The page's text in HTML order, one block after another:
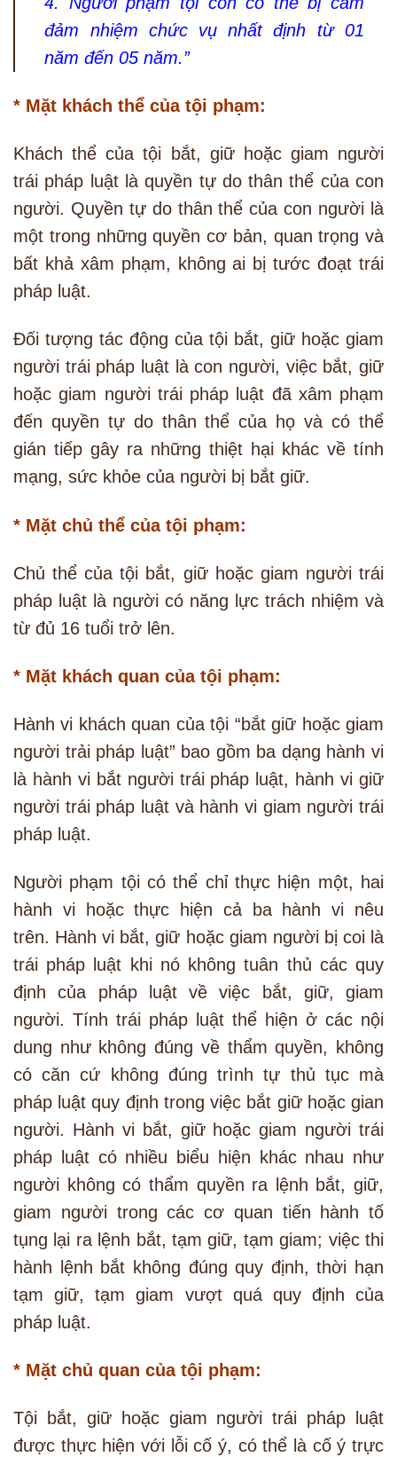
đảm nhiệm chức vụ nhất định từ 01
năm đến 05 năm.”
* Mặt khách thể của tội phạm:
Khách thể của tội bắt, giữ hoặc giam người
trái pháp luật là quyền tự do thân thể của con
người. Quyền tự do thân thể của con người là
một trong những quyền cơ bản, quan trọng và
bất khả xâm phạm, không ai bị tước đoạt trái
pháp luật.
Đối tượng tác động của tội bắt, giữ hoặc giam
người trái pháp luật là con người, việc bắt, giữ
hoặc giam người trái pháp luật đã xâm phạm
đến quyền tự do thân thể của họ và có thể
gián tiếp gây ra những thiệt hại khác về tính
mạng, sức khỏe của người bị bắt giữ.
* Mặt chủ thể của tội phạm:
Chủ thể của tội bắt, giữ hoặc giam người trái
pháp luật là người có năng lực trách nhiệm và
từ đủ 16 tuổi trở lên.
* Mặt khách quan của tội phạm:
Hành vi khách quan của tội “bắt giữ hoặc giam
người trải pháp luật” bao gồm ba dạng hành vi
là hành vi bắt người trái pháp luật, hành vi giữ
người trái pháp luật và hành vi giam người trái
pháp luật.
Người phạm tội có thể chỉ thực hiện một, hai
hành vi hoặc thực hiện cả ba hành vi nêu
trên. Hành vi bắt, giữ hoặc giam người bị coi là
trái pháp luật khi nó không tuân thủ các quy
định của pháp luật về việc bắt, giữ, giam
người. Tính trái pháp luật thể hiện ở các nội
dung như không đúng về thẩm quyền, không
có căn cứ không đúng trình tự thủ tục mà
pháp luật quy định trong việc bắt giữ hoặc gian
người. Hành vi bắt, giữ hoặc giam người trái
pháp luật có nhiều biểu hiện khác nhau như
người không có thẩm quyền ra lệnh bắt, giữ,
giam người trong các cơ quan tiến hành tố
tụng lại ra lệnh bắt, tạm giữ, tạm giam; việc thi
hành lệnh bắt không đúng quy định, thời hạn
tạm giữ, tạm giam vượt quá quy định của
pháp luật.
* Mặt chủ quan của tội phạm:
Tội bắt, giữ hoặc giam người trái pháp luật
được thực hiện với lỗi cố ý, có thể là cố ý trực